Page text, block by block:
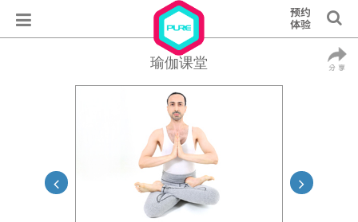
瑜伽课堂